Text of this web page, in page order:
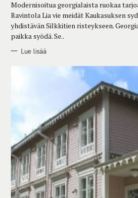
I
S
Modernisoitua georgialaista ruokaa
Ravintola Lia vie meidät Kaukasuksen
yhdistävän Silkkitien risteykseen.
paikka syödä. Se..
Lue lisää